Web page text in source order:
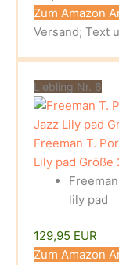
Zum Amazon
Versand; Text
Liebling Nr. 6
Freeman T.
Lily pad Größe
lily pad
129,95 EUR
Zum Amazon